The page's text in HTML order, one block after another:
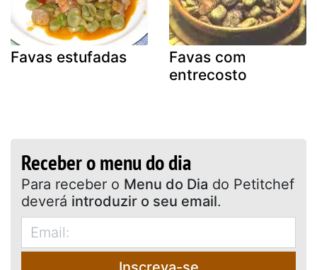
Favas estufadas
Favas com
entrecosto
Receber o menu do dia
Para receber o Menu do Dia do Petitchef
deverá introduzir o seu email.